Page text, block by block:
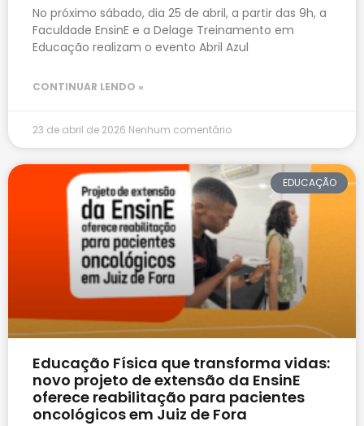
No próximo sábado, dia 25 de abril, a partir das 9h, a
Faculdade EnsinE e a Delage Treinamento em
Educação realizam o evento Abril Azul
CONTINUAR LENDO »
23 de abril de 2026 Nenhum comentário
EDUCAÇÃO
Educação Física que transforma vidas:
novo projeto de extensão da EnsinE
oferece reabilitação para pacientes
oncológicos em Juiz de Fora